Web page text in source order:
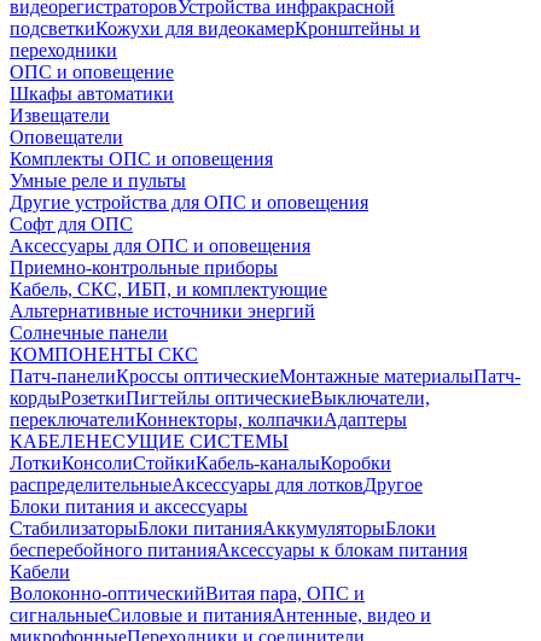
видеорегистраторовУстройства инфракрасной
подсветкиКожухи для видеокамерКронштейны и
переходники
ОПС и оповещение
Шкафы автоматики
Извещатели
Оповещатели
Комплекты ОПС и оповещения
Умные реле и пульты
Другие устройства для ОПС и оповещения
Софт для ОПС
Аксессуары для ОПС и оповещения
Приемно-контрольные приборы
Кабель, СКС, ИБП, и комплектующие
Альтернативные источники энергий
Солнечные панели
КОМПОНЕНТЫ СКС
Патч-панелиКроссы оптическиеМонтажные материалыПатч-
кордыРозеткиПигтейлы оптическиеВыключатели,
переключателиКоннекторы, колпачкиАдаптеры
КАБЕЛЕНЕСУЩИЕ СИСТЕМЫ
ЛоткиКонсолиСтойкиКабель-каналыКоробки
распределительныеАксессуары для лотковДругое
Блоки питания и аксессуары
СтабилизаторыБлоки питанияАккумуляторыБлоки
бесперебойного питанияАксессуары к блокам питания
Кабели
Волоконно-оптическийВитая пара, ОПС и
сигнальныеСиловые и питанияАнтенные, видео и
микрофонныеПереходники и соединители